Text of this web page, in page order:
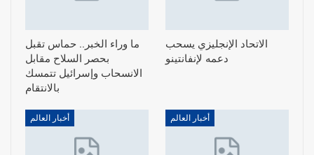
ما وراء الخبر.. حماس تقبل
بحصر السلاح مقابل
الانسحاب وإسرائيل تتمسك
بالانتقام
الاتحاد الإنجليزي يسحب
دعمه لإنفانتينو
أخبار العالم أخبار العالم